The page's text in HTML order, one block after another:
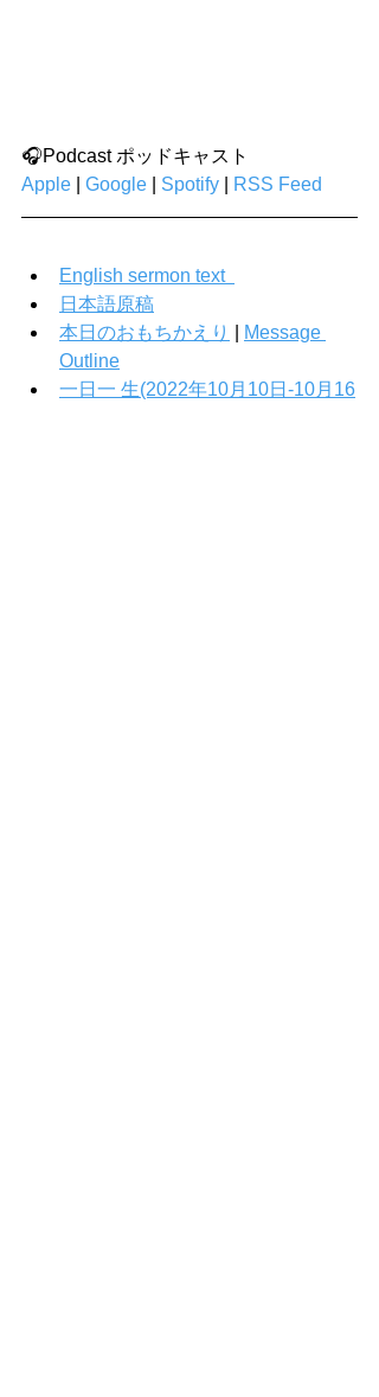
🎧Podcast ポッドキャスト
Apple
Google Spotify RSS Feed
English sermon text
日本語原稿
本日のおもちかえり
Message
Outline
一日一 生(2022年10月10日-10月16